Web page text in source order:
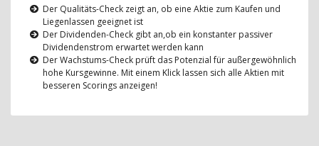
Der Qualitäts-Check zeigt an, ob eine Aktie zum Kaufen und
Liegenlassen geeignet ist
Der Dividenden-Check gibt an,ob ein konstanter passiver
Dividendenstrom erwartet werden kann
Der Wachstums-Check prüft das Potenzial für außergewöhnlich
hohe Kursgewinne. Mit einem Klick lassen sich alle Aktien mit
besseren Scorings anzeigen!